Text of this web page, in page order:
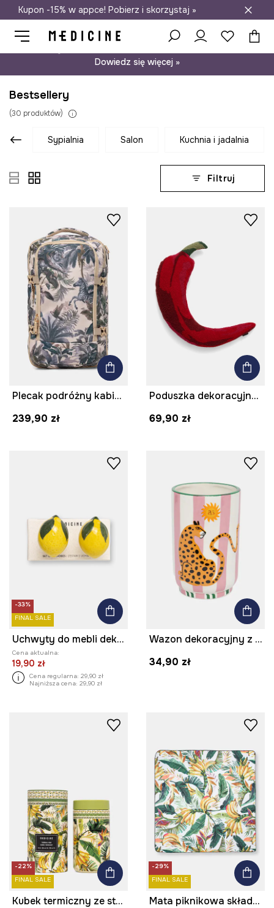
Darmowa dostawa do salonów
Kupon -15% w appce! Pobierz i skorzystaj »
Dowiedz się więcej »
Bestsellery
(30 produktów)
sypialnia salon kuchnia i jadalnia
Filtruj
Plecak podróżny kabinowy z motywem zwierzęcym
239,90 zł
Poduszka dekoracyjna bawełniana - papryczka
69,90 zł
-33%
FINAL SALE
Uchwyty do mebli dekoracyjne z porcelany (2-pack)
Cena aktualna:
19,90 zł
Cena regularna: 29,90 zł
Najniższa cena: 29,90 zł
Wazon dekoracyjny z dolomitu
34,90 zł
-22%
FINAL SALE
Kubek termiczny ze stali nierdzewnej 480 ml
-29%
FINAL SALE
Mata piknikowa składana w banany